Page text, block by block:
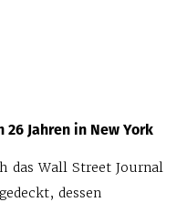
Jahren in New York
das Wall Street Journal
dessen